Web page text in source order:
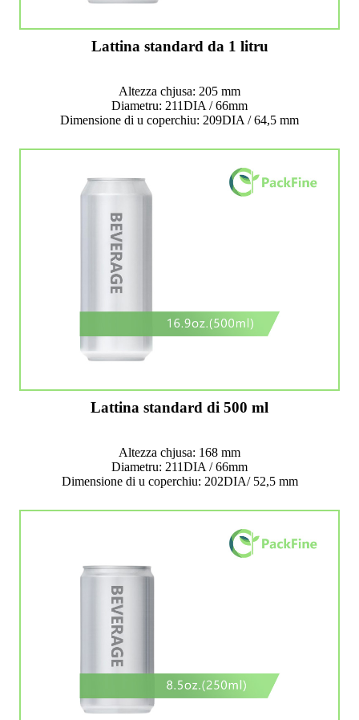
Lattina standard da 1 litru
Altezza chjusa: 205 mm
Diametru: 211DIA / 66mm
Dimensione di u coperchiu: 209DIA / 64,5 mm
Lattina standard di 500 ml
Altezza chjusa: 168 mm
Diametru: 211DIA / 66mm
Dimensione di u coperchiu: 202DIA/ 52,5 mm